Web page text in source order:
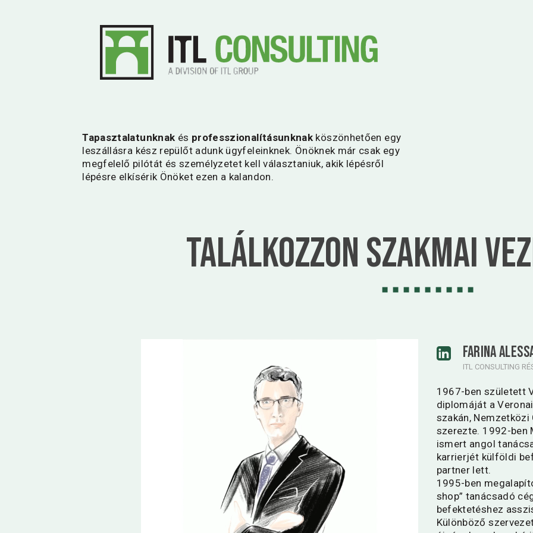
Tapasztalatunknak és professzionalításunknak köszönhetően egy
leszállásra kész repülőt adunk ügyfeleinknek. Önöknek már csak egy
megfelelő pilótát és személyzetet kell választaniuk, akik lépésről
lépésre elkísérik Önöket ezen a kalandon.
Találkozzon Szakmai
FARINA
ITL CONSULTING
1967-ben született
diplomáját a
szakán,
szerezte. 1992-ben
ismert angol
karrierjét külföldi
partner lett.
1995-ben
shop” tanácsadó
befektetéshez
Különböző